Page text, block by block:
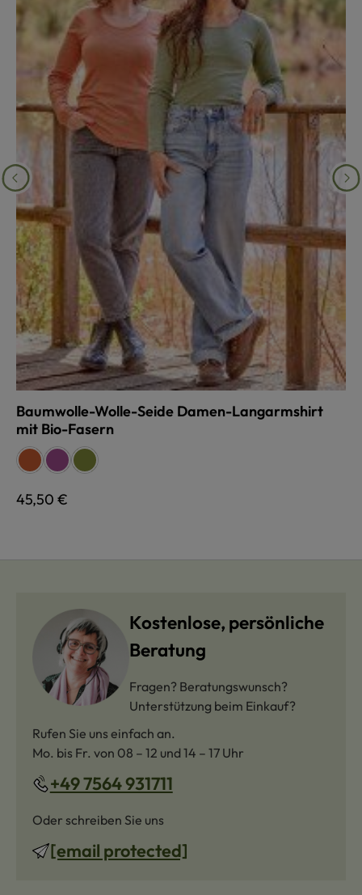
Baumwolle-Wolle-Seide Damen-Langarmshirt
mit Bio-Fasern
Farbe auswählen
orangelila grün
Regulärer Preis:
45,50 €
Kostenlose, persönliche
Beratung
Fragen? Beratungswunsch?
Unterstützung beim Einkauf?
Rufen Sie uns einfach an.
Mo. bis Fr. von 08 – 12 und 14 – 17 Uhr
+49 7564 931711
Oder schreiben Sie uns
[email protected]